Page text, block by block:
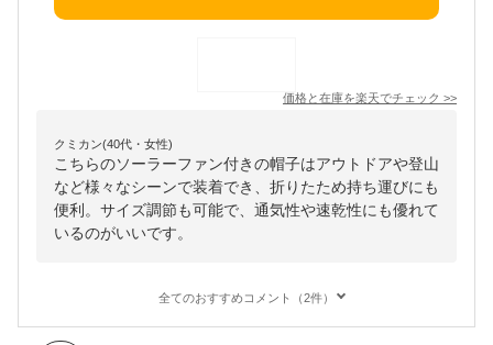
価格と在庫を楽天でチェック >>
クミカン(40代・女性)
こちらのソーラーファン付きの帽子はアウトドアや登山
など様々なシーンで装着でき、折りたため持ち運びにも
便利。サイズ調節も可能で、通気性や速乾性にも優れて
いるのがいいです。
全てのおすすめコメント（2件）